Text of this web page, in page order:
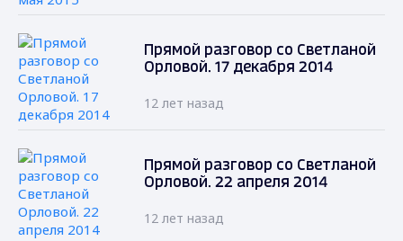
Прямой разговор со Светланой
Орловой. 17 декабря 2014
12 лет назад
Прямой разговор со Светланой
Орловой. 22 апреля 2014
12 лет назад